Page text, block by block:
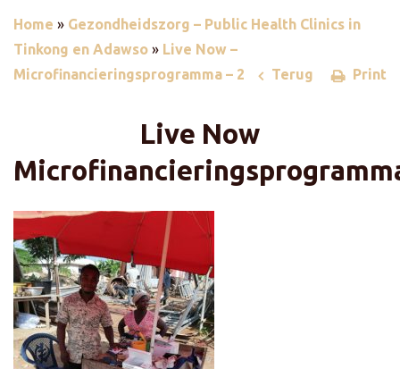
Home » Gezondheidszorg – Public Health Clinics in
Tinkong en Adawso » Live Now –
Microfinancieringsprogramma – 2
Print
Terug
Live Now